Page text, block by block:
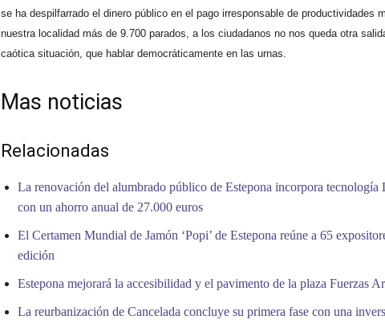
se ha despilfarrado el dinero público en el pago irresponsable de productividades
nuestra localidad más de 9.700 parados, a los ciudadanos no nos queda otra
caótica situación, que hablar democráticamente en las urnas.
Mas noticias
Relacionadas
La renovación del alumbrado público de Estepona incorpora tecnología
con un ahorro anual de 27.000 euros
El Certamen Mundial de Jamón ‘Popi’ de Estepona reúne a 65
edición
Estepona mejorará la accesibilidad y el pavimento de la plaza Fuerzas
La reurbanización de Cancelada concluye su primera fase con una